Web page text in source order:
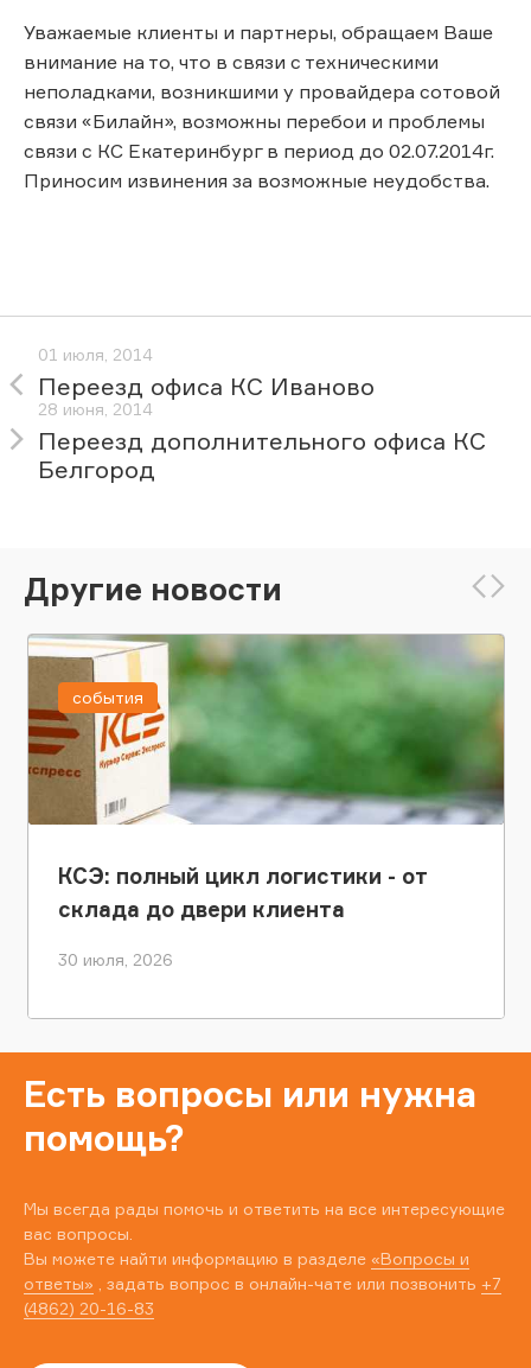
Уважаемые клиенты и партнеры, обращаем Ваше
внимание на то, что в связи с техническими
неполадками, возникшими у провайдера сотовой
связи «Билайн», возможны перебои и проблемы
связи с КС Екатеринбург в период до 02.07.2014г.
Приносим извинения за возможные неудобства.
01 июля, 2014
Переезд офиса КС Иваново
28 июня, 2014
Переезд дополнительного офиса КС
Белгород
Другие новости
КСЭ: полный цикл логистики - от
склада до двери клиента
30 июля, 2026
события
Есть вопросы или нужна
помощь?
Мы всегда рады помочь и ответить на все интересующие
вас вопросы.
Вы можете найти информацию в разделе «Вопросы и
ответы» , задать вопрос в онлайн-чате или позвонить +7
(4862) 20-16-83